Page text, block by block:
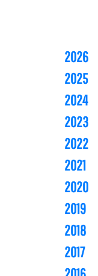
2026
2025
2024
2023
2022
2021
2020
2019
2018
2017